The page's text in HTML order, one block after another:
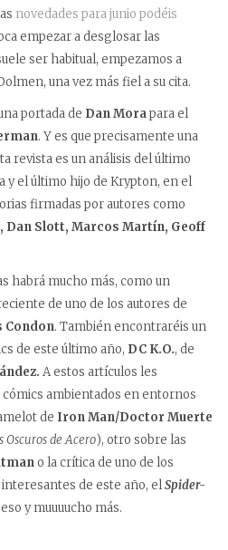
novedades para junio podéis
empezar a desglosar las
ser habitual, empezamos a
una vez más fiel a su cita.
portada de Dan Morapara el
. Y es que precisamente una
revista es un análisis del último
y el último hijo de Krypton, en el
firmadas por autores como
Dan Slott, Marcos Martín, Geoff
habrá mucho más, como un
de uno de los autores de
Condon. También encontraréis un
de este último año, DC K.O., de
A estos artículos les
ambientados en entornos
de Iron Man/Doctor Muerte
Oscuros de Acero), otro sobre las
o la crítica de uno de los
de este año, elSpider-
y muuuucho más.